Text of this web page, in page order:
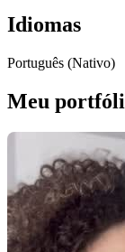
Idiomas
Português (Nativo)
Meu